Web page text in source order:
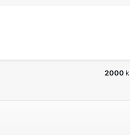
2000